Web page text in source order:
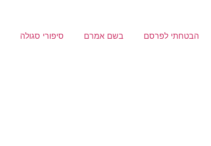
הבטחתי לפרסם בשם אמרם סיפורי סגולה